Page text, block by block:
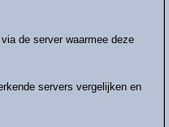
de server waarmee deze
servers vergelijken en